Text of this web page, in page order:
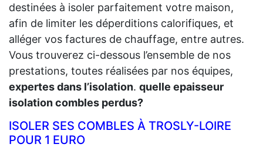
destinées à isoler parfaitement votre maison,
afin de limiter les déperditions calorifiques, et
alléger vos factures de chauffage, entre autres.
Vous trouverez ci-dessous l’ensemble de nos
prestations, toutes réalisées par nos équipes,
expertes dans l’isolation. quelle epaisseur
isolation combles perdus?
ISOLER SES COMBLES À TROSLY-LOIRE
POUR 1 EURO